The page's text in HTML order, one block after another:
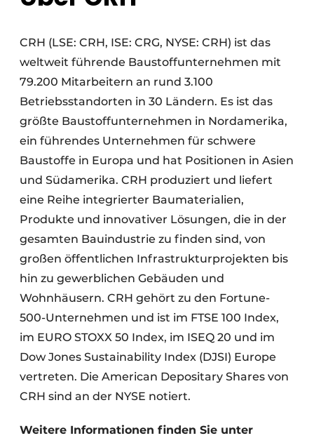
CRH (LSE: CRH, ISE: CRG, NYSE: CRH) ist das
weltweit führende Baustoffunternehmen mit
79.200 Mitarbeitern an rund 3.100
Betriebsstandorten in 30 Ländern. Es ist das
größte Baustoffunternehmen in Nordamerika,
ein führendes Unternehmen für schwere
Baustoffe in Europa und hat Positionen in Asien
und Südamerika. CRH produziert und liefert
eine Reihe integrierter Baumaterialien,
Produkte und innovativer Lösungen, die in der
gesamten Bauindustrie zu finden sind, von
großen öffentlichen Infrastrukturprojekten bis
hin zu gewerblichen Gebäuden und
Wohnhäusern. CRH gehört zu den Fortune-
500-Unternehmen und ist im FTSE 100 Index,
im EURO STOXX 50 Index, im ISEQ 20 und im
Dow Jones Sustainability Index (DJSI) Europe
vertreten. Die American Depositary Shares von
CRH sind an der NYSE notiert.
Weitere Informationen finden Sie unter